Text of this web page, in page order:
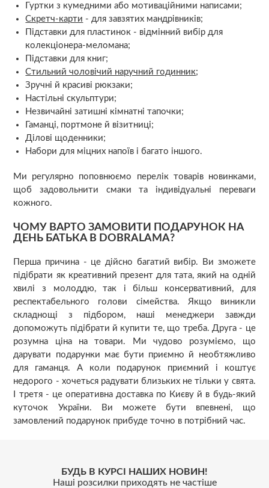
Гуртки з кумедними або мотиваційними написами;
Скретч-карти - для завзятих мандрівників;
Підставки для пластинок - відмінний вибір для
колекціонера-меломана;
Підставки для книг;
Стильний чоловічий наручний годинник;
Зручні й красиві рюкзаки;
Настільні скульптури;
Незвичайні затишні кімнатні тапочки;
Гаманці, портмоне й візитниці;
Ділові щоденники;
Набори для міцних напоїв і багато іншого.
Ми регулярно поповнюємо перелік товарів новинками,
щоб задовольнити смаки та індивідуальні переваги
кожного.
ЧОМУ ВАРТО ЗАМОВИТИ ПОДАРУНОК НА
ДЕНЬ БАТЬКА В DOBRALAMA?
Перша причина - це дійсно багатий вибір. Ви зможете
підібрати як креативний презент для тата, який на одній
хвилі з молоддю, так і більш консервативний, для
респектабельного голови сімейства. Якщо виникли
складнощі з підбором, наші менеджери завжди
допоможуть підібрати й купити те, що треба. Друга - це
розумна ціна на товари. Ми чудово розуміємо, що
дарувати подарунки має бути приємно й необтяжливо
для гаманця. А коли подарунок приємний і коштує
недорого - хочеться радувати близьких не тільки у свята.
І третя - це оперативна доставка по Києву й в будь-який
куточок України. Ви можете бути впевнені, що
замовлений подарунок прибуде точно в потрібний час.
БУДЬ В КУРСІ НАШИХ НОВИН!
Наші розсилки приходять не частіше